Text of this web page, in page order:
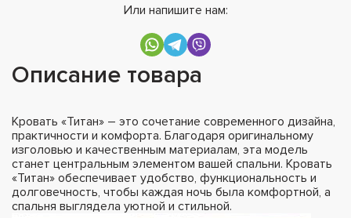
Или напишите нам:
Описание товара
Кровать «Титан» – это сочетание современного дизайна,
практичности и комфорта. Благодаря оригинальному
изголовью и качественным материалам, эта модель
станет центральным элементом вашей спальни. Кровать
«Титан» обеспечивает удобство, функциональность и
долговечность, чтобы каждая ночь была комфортной, а
спальня выглядела уютной и стильной.